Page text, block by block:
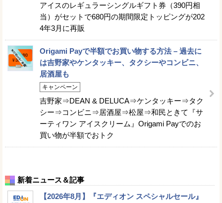
アイスのレギュラーシングルギフト券（390円相
当）がセットで680円の期間限定トッピングが202
4年3月に再販
Origami Payで半額でお買い物する方法 – 過去に
は吉野家やケンタッキー、タクシーやコンビニ、
居酒屋も
キャンペーン
吉野家⇒DEAN & DELUCA⇒ケンタッキー⇒タク
シー⇒コンビニ⇒居酒屋⇒松屋⇒和民ときて『サ
ーティワン アイスクリーム』Origami Payでのお
買い物が半額でおトク
新着ニュース＆記事
【2026年8月】『エディオン スペシャルセール』